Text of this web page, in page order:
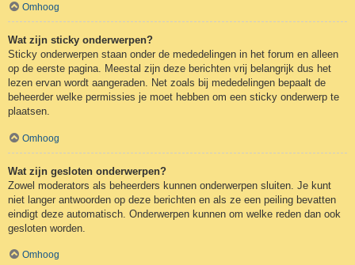
Omhoog
Wat zijn sticky onderwerpen?
Sticky onderwerpen staan onder de mededelingen in het forum en alleen
op de eerste pagina. Meestal zijn deze berichten vrij belangrijk dus het
lezen ervan wordt aangeraden. Net zoals bij mededelingen bepaalt de
beheerder welke permissies je moet hebben om een sticky onderwerp te
plaatsen.
Omhoog
Wat zijn gesloten onderwerpen?
Zowel moderators als beheerders kunnen onderwerpen sluiten. Je kunt
niet langer antwoorden op deze berichten en als ze een peiling bevatten
eindigt deze automatisch. Onderwerpen kunnen om welke reden dan ook
gesloten worden.
Omhoog